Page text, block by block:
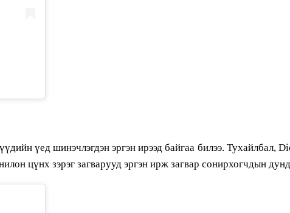
үед шинэчлэгдэн эргэн ирээд байгаа билээ.
цүнх зэрэг загварууд эргэн ирж загвар сонирхогчдын